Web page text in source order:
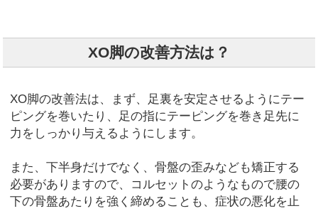
XO脚の改善方法は？
XO脚の改善法は、まず、足裏を安定させるようにテー
ピングを巻いたり、足の指にテーピングを巻き足先に
力をしっかり与えるようにします。
また、下半身だけでなく、骨盤の歪みなども矯正する
必要がありますので、コルセットのようなもので腰の
下の骨盤あたりを強く締めることも、症状の悪化を止